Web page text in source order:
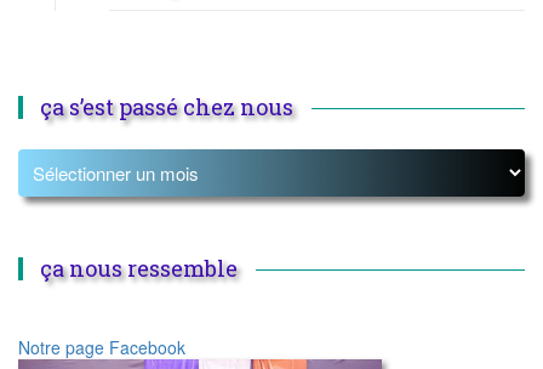
ça s’est passé chez nous
ça nous ressemble
Notre page Facebook